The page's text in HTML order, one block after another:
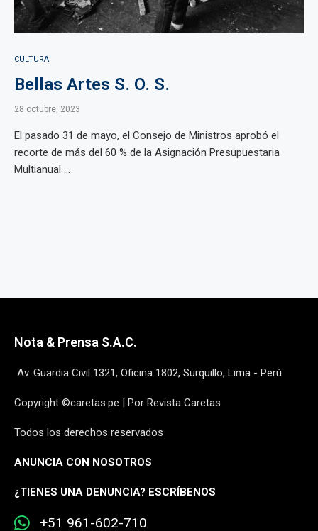
CULTURA
Bellas Artes S. O. S.
28 octubre, 2023
El pasado 31 de mayo, el Consejo de Ministros aprobó el
recorte de más del 60 % de la Asignación Presupuestaria
Multianual ...
Nota & Prensa S.A.C.
Av. Guardia Civil 1321, Oficina 1802, Surquillo, Lima - Perú
Copyright ©caretas.pe | Por Revista Caretas
Todos los derechos reservados
ANUNCIA CON NOSOTROS
¿TIENES UNA DENUNCIA? ESCRÍBENOS
+51 961-602-710